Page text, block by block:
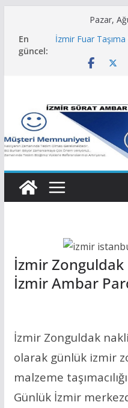
content
Pazar,
En
güncel:
İzmir Büro Ofis
Kargo Nakliye
İzmir Fuar
Nakliye Firması
İzmir Evden Eve
Kargo Nakliye
İzmir Parça
Nakliye
İzmir
İzmir Ambar
İzmir Zonguldak
olarak günlük izmir
malzeme
Günlük İzmir